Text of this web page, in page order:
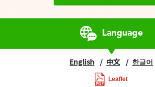
English 中文 한글어
Leaflet